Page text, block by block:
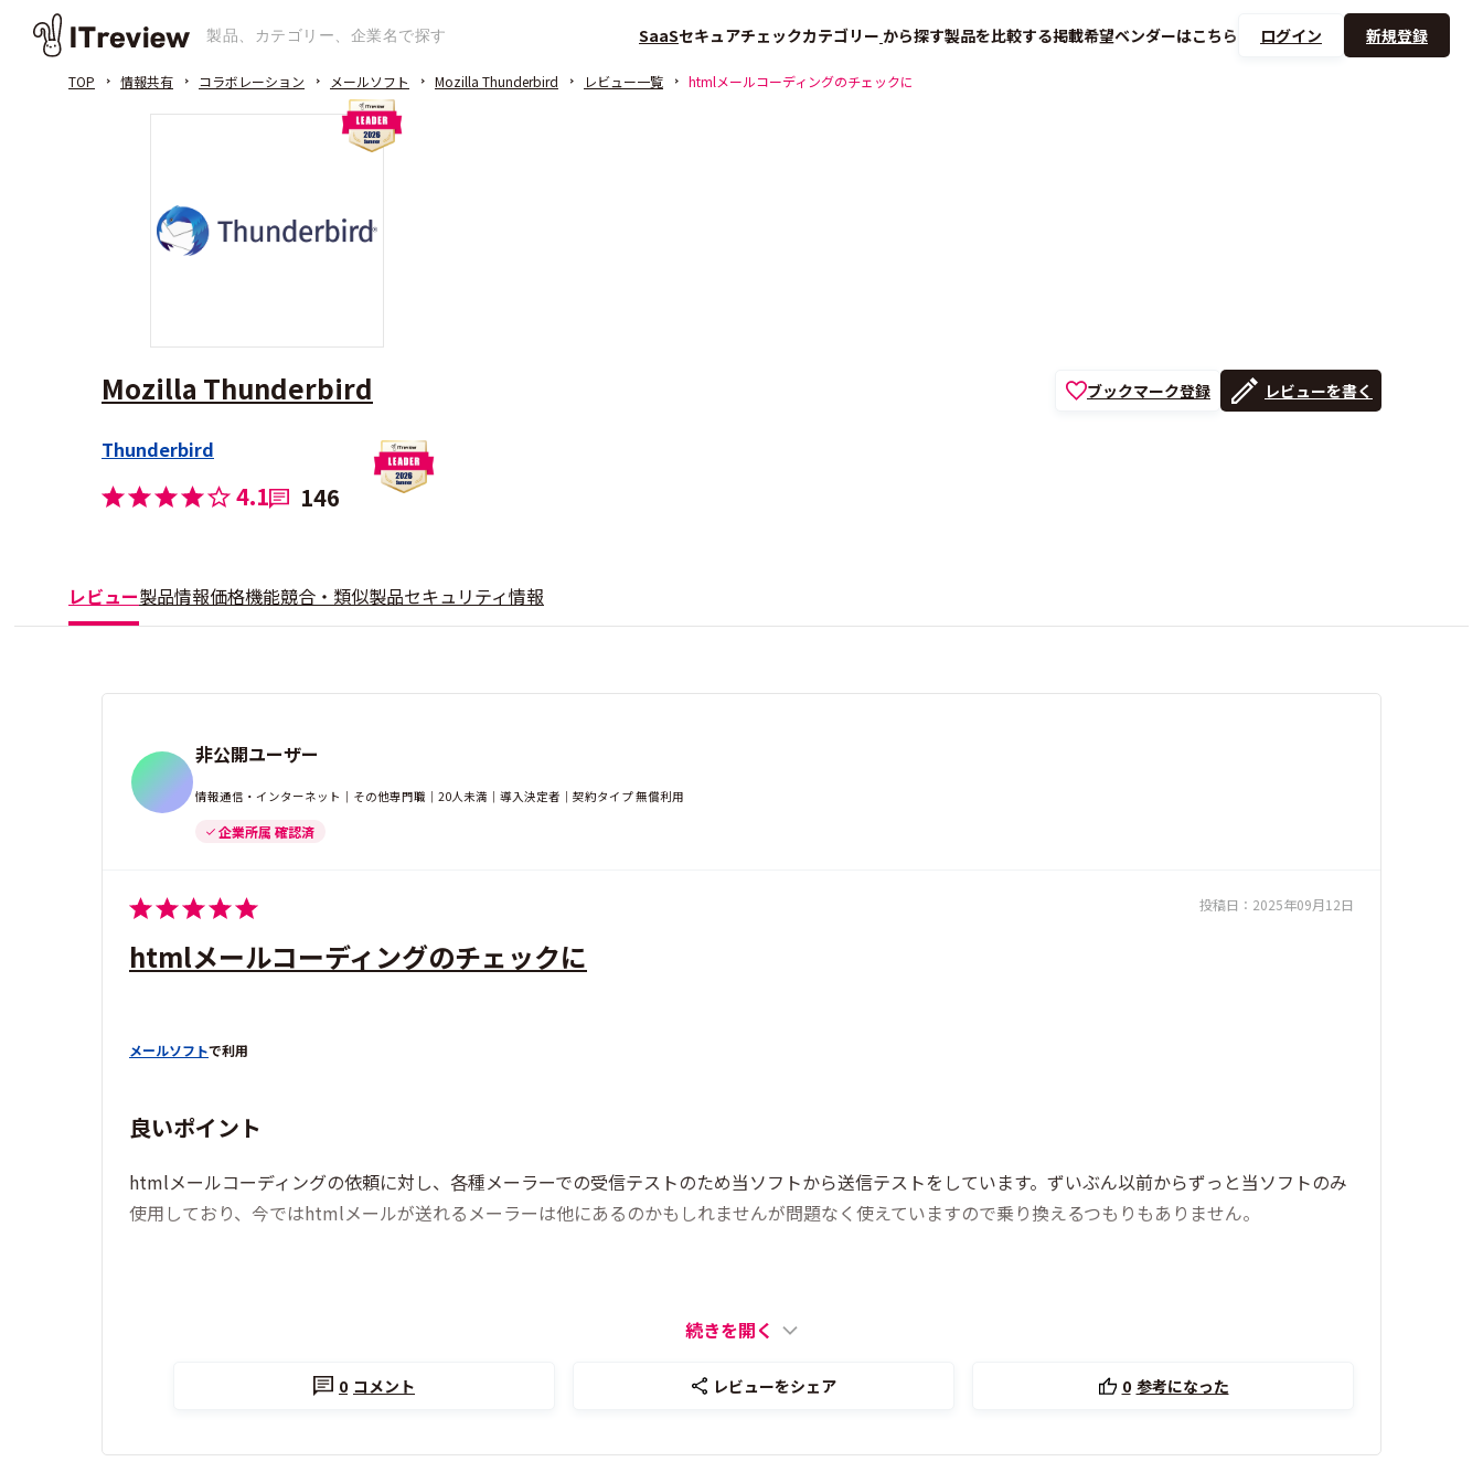
SaaSセキュアチェックカテゴリー から探す製品を比較する掲載希望ベンダーはこちら ログイン 新規登録
TOP 情報共有 コラボレーション メールソフト Mozilla Thunderbird レビュー一覧 htmlメールコーディングのチェックに
Mozilla Thunderbird
Thunderbird
4.1 146
ブックマーク登録 レビューを書く
レビュー製品情報価格機能競合・類似製品セキュリティ情報
非公開ユーザー
情報通信・インターネット｜その他専門職｜20人未満｜導入決定者｜契約タイプ 無償利用
企業所属 確認済
投稿日： 2025年09月12日
htmlメールコーディングのチェックに
メールソフトで利用
良いポイント
htmlメールコーディングの依頼に対し、各種メーラーでの受信テストのため当ソフトから送信テストをしています。ずいぶん以前からずっと当ソフトのみ
使用しており、今ではhtmlメールが送れるメーラーは他にあるのかもしれませんが問題なく使えていますので乗り換えるつもりもありません。
続きを開く
0 コメント レビューをシェア 0 参考になった